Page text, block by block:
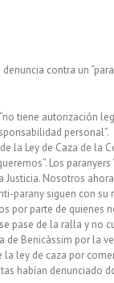
contra un
tiene autorización
personal”.
la Ley de Caza de la
Los
Nosotros
parany siguen con su
por parte de quienes
pase de la ralla y no
Benicàssim por la
ley de caza por
habían denunciado